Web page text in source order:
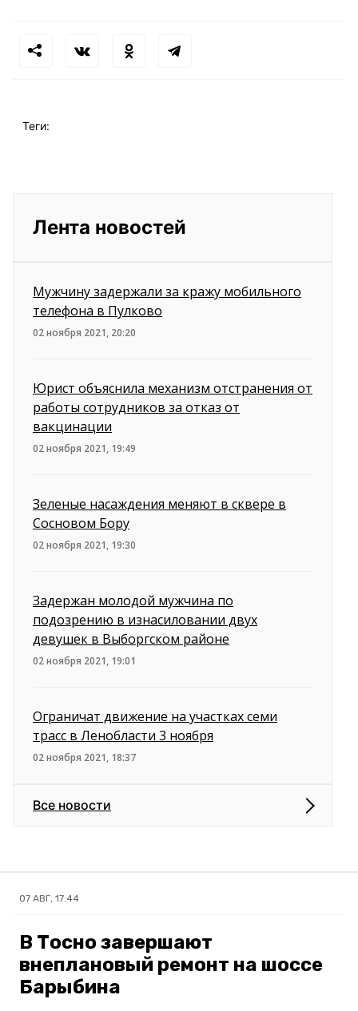
Теги:
Лента новостей
Мужчину задержали за кражу мобильного
телефона в Пулково
02 ноября 2021, 20:20
Юрист объяснила механизм отстранения от
работы сотрудников за отказ от
вакцинации
02 ноября 2021, 19:49
Зеленые насаждения меняют в сквере в
Сосновом Бору
02 ноября 2021, 19:30
Задержан молодой мужчина по
подозрению в изнасиловании двух
девушек в Выборгском районе
02 ноября 2021, 19:01
Ограничат движение на участках семи
трасс в Ленобласти 3 ноября
02 ноября 2021, 18:37
Все новости
07 АВГ, 17:44
В Тосно завершают
внеплановый ремонт на шоссе
Барыбина